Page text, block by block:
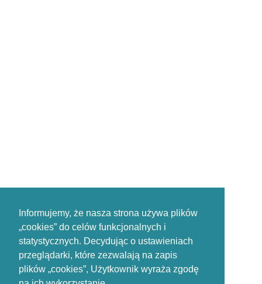
Informujemy, że nasza strona używa plików
„cookies” do celów funkcjonalnych i
statystycznych. Decydując o ustawieniach
przeglądarki, które zezwalają na zapis
plików „cookies”, Użytkownik wyraża zgodę